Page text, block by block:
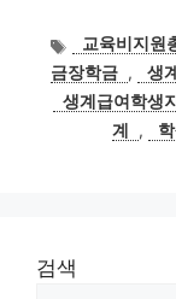
태
그
교육비지원
금장학금 , 생
생계급여학생
계
,
검색